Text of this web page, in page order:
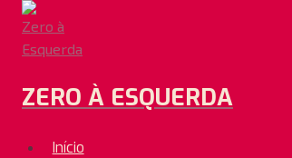
Pular
para
ZERO À ESQUERDA
Início